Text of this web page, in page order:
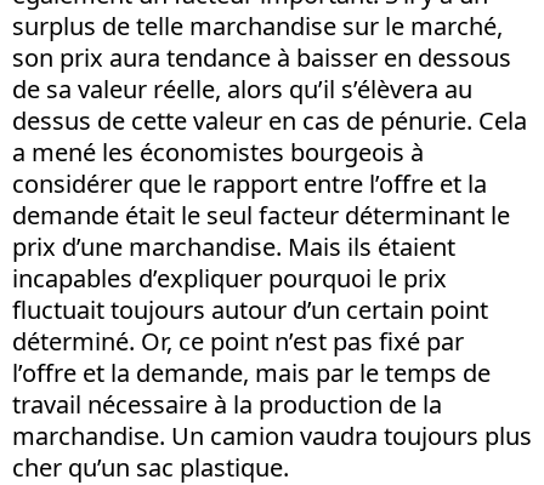
surplus de telle marchandise sur le marché,
son prix aura tendance à baisser en dessous
de sa valeur réelle, alors qu’il s’élèvera au
dessus de cette valeur en cas de pénurie. Cela
a mené les économistes bourgeois à
considérer que le rapport entre l’offre et la
demande était le seul facteur déterminant le
prix d’une marchandise. Mais ils étaient
incapables d’expliquer pourquoi le prix
fluctuait toujours autour d’un certain point
déterminé. Or, ce point n’est pas fixé par
l’offre et la demande, mais par le temps de
travail nécessaire à la production de la
marchandise. Un camion vaudra toujours plus
cher qu’un sac plastique.